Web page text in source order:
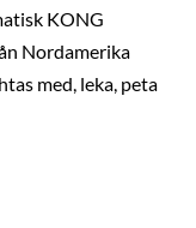
KONG
Nordamerika
med, leka, peta